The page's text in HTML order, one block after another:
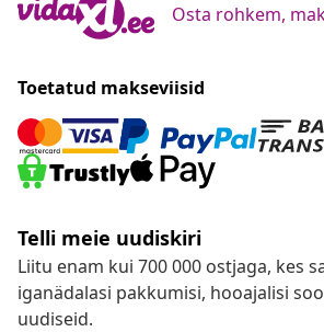
Osta rohkem,
Toetatud makseviisid
Telli meie uudiskiri
Liitu enam kui 700 000 ostjaga, kes
iganädalasi pakkumisi, hooajalisi
uudiseid.